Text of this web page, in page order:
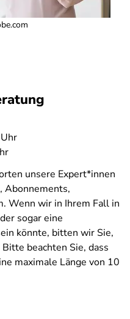
unsere Expert*innen
Abonnements,
Wenn wir in Ihrem Fall in
sogar eine
könnte, bitten wir Sie,
Bitte beachten Sie, dass
maximale Länge von 10